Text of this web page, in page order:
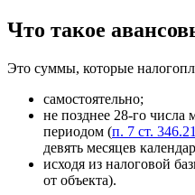
Что такое
Это суммы, которые
самостоятельно;
не позднее 28-го числа
периодом (п. 7 ст.
девять месяцев
исходя из налоговой
от объекта).